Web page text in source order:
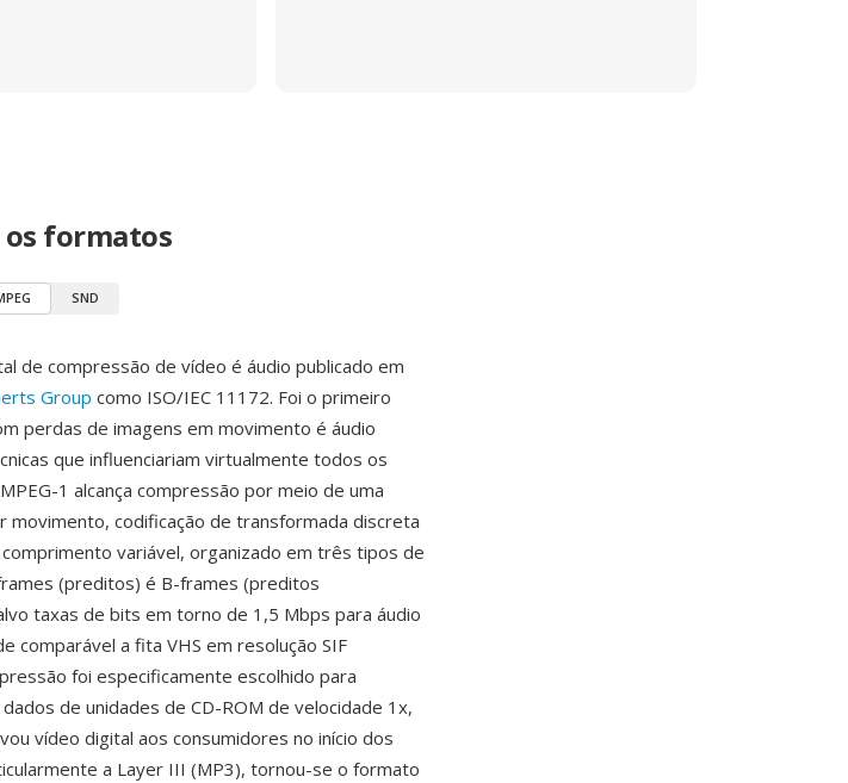
os formatos
SND
de compressão de vídeo é áudio publicado em
Group como ISO/IEC 11172. Foi o primeiro
perdas de imagens em movimento é áudio
que influenciariam virtualmente todos os
1 alcança compressão por meio de uma
movimento, codificação de transformada discreta
variável, organizado em três tipos de
(preditos) é B-frames (preditos
taxas de bits em torno de 1,5 Mbps para áudio
comparável a fita VHS em resolução SIF
foi especificamente escolhido para
de unidades de CD-ROM de velocidade 1x,
vídeo digital aos consumidores no início dos
a Layer III (MP3), tornou-se o formato